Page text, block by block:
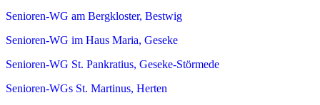
Senioren-WG am Bergkloster, Bestwig
Senioren-WG im Haus Maria, Geseke
Senioren-WG St. Pankratius, Geseke-Störmede
Senioren-WGs St. Martinus, Herten